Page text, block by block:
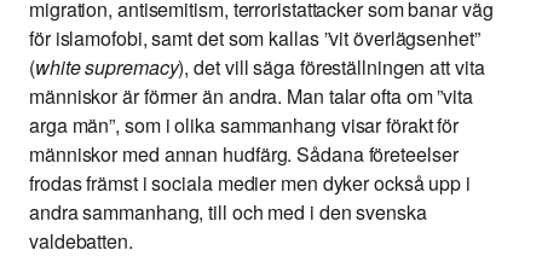
migration, antisemitism, terroristattacker som banar väg
för islamofobi, samt det som kallas ”vit överlägsenhet”
(white supremacy), det vill säga föreställningen att vita
människor är förmer än andra. Man talar ofta om ”vita
arga män”, som i olika sammanhang visar förakt för
människor med annan hudfärg. Sådana företeelser
frodas främst i sociala medier men dyker också upp i
andra sammanhang, till och med i den svenska
valdebatten.